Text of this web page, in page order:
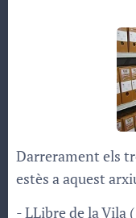
Darrerament els
estès a aquest
- LLibre de la Vila